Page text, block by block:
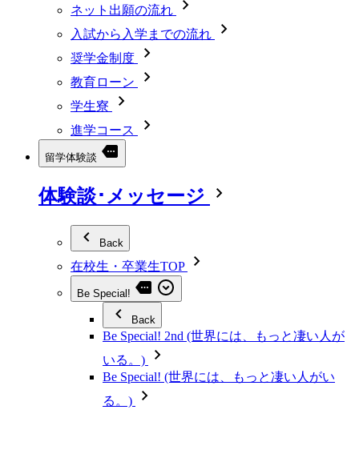
ネット出願の流れ
入試から入学までの流れ
奨学金制度
教育ローン
学生寮
進学コース
留学体験談
体験談･メッセージ
Back
在校生・卒業生TOP
Be Special!
Back
Be Special! 2nd (世界には、もっと凄い人が
いる。)
Be Special! (世界には、もっと凄い人がい
る。)